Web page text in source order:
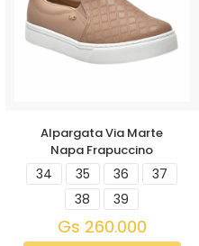
Alpargata Via Marte
Napa Frapuccino
34 35 36
37
38
39
Gs 260.000